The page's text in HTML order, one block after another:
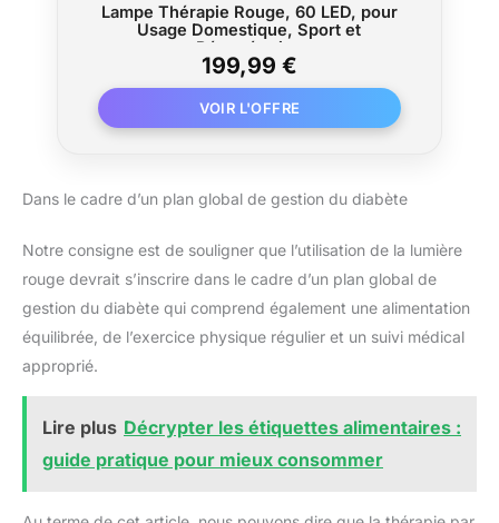
Lampe Thérapie Rouge, 60 LED, pour
Usage Domestique, Sport et
Récupération
199,99 €
Dans le cadre d’un plan global de gestion du diabète
Notre consigne est de souligner que l’utilisation de la lumière
rouge devrait s’inscrire dans le cadre d’un plan global de
gestion du diabète qui comprend également une alimentation
équilibrée, de l’exercice physique régulier et un suivi médical
approprié.
Lire plus Décrypter les étiquettes alimentaires :
guide pratique pour mieux consommer